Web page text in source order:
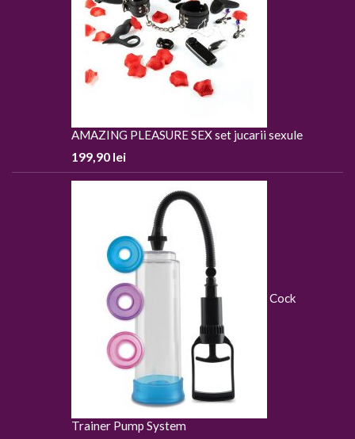
AMAZING PLEASURE SEX set jucarii sexule
199,90 lei
Cock
Trainer Pump System